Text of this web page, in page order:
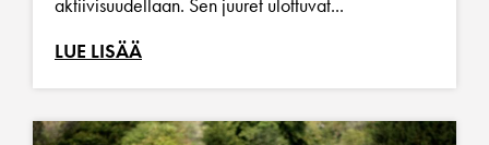
LUE LISÄÄ